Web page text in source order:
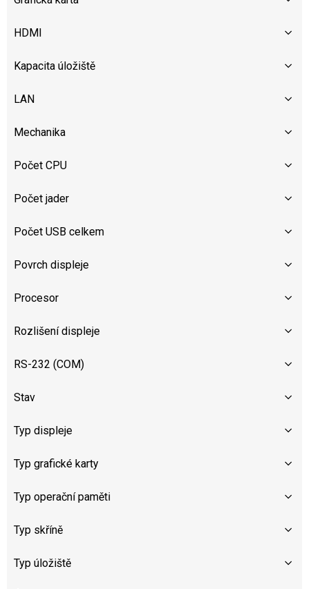
HDMI
Kapacita úložiště
LAN
Mechanika
Počet CPU
Počet jader
Počet USB celkem
Povrch displeje
Procesor
Rozlišení displeje
RS-232 (COM)
Stav
Typ displeje
Typ grafické karty
Typ operační paměti
Typ skříně
Typ úložiště